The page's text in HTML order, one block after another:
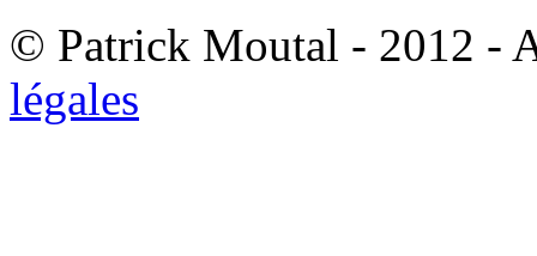
© Patrick Moutal - 2012 -
légales